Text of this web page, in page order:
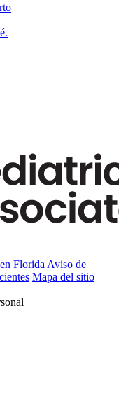
Florida Aviso de
Mapa del sitio